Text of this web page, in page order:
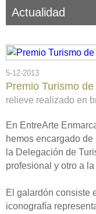
Actualidad
5-12-2013
Premio Turismo
relieve realizado en
En EntreArte
hemos encargado
la Delegación de
profesional y otro a
El galardón consiste
iconografía